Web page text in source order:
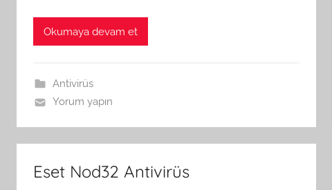
Okumaya devam et
Antivirüs
Yorum yapın
Eset Nod32 Antivirüs